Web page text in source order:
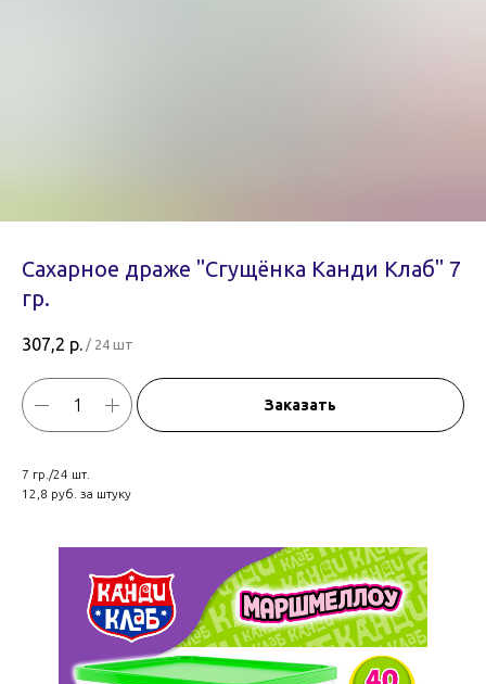
Сахарное драже "Сгущёнка Канди Клаб" 7
гр.
307,2 р. / 24 шт
Заказать
7 гр./24 шт.
12,8 руб. за штуку